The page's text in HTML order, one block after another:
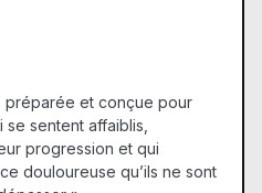
préparée et conçue pour
sentent affaiblis,
progression et qui
douloureuse qu’ils ne sont